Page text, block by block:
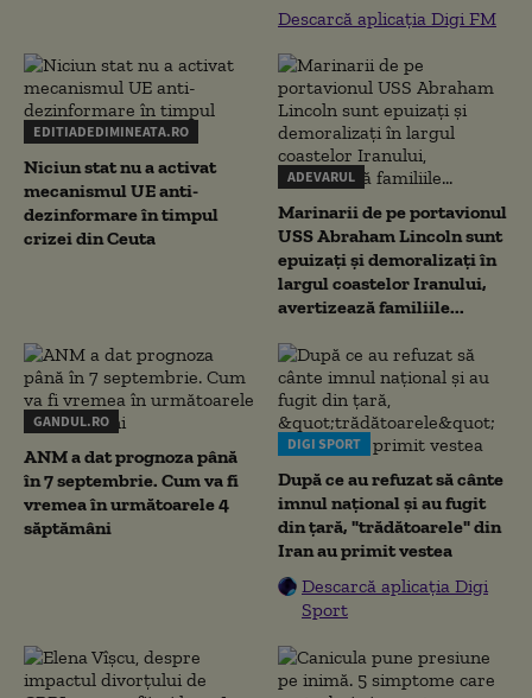
Descarcă aplicația Digi FM
EDITIADEDIMINEATA.RO
Niciun stat nu a activat
mecanismul UE anti-
dezinformare în timpul
crizei din Ceuta
ADEVARUL
Marinarii de pe portavionul
USS Abraham Lincoln sunt
epuizați și demoralizați în
largul coastelor Iranului,
avertizează familiile...
GANDUL.RO
ANM a dat prognoza până
în 7 septembrie. Cum va fi
vremea în următoarele 4
săptămâni
DIGI SPORT
După ce au refuzat să cânte
imnul naţional şi au fugit
din ţară, "trădătoarele" din
Iran au primit vestea
Descarcă aplicația Digi
Sport